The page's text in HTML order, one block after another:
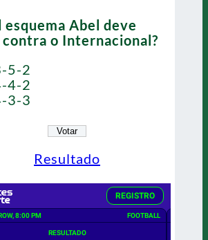
esquema Abel deve
contra o Internacional?
5-2
4-2
3-3
Resultado